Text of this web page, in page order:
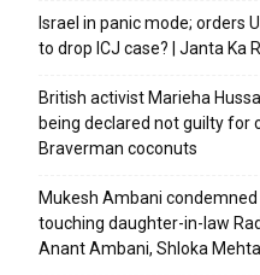
Israel in panic mode; orders
to drop ICJ case? | Janta Ka
British activist Marieha
being declared not guilty for
Braverman coconuts
Mukesh Ambani
touching daughter-in-law
Anant Ambani, Shloka Mehta